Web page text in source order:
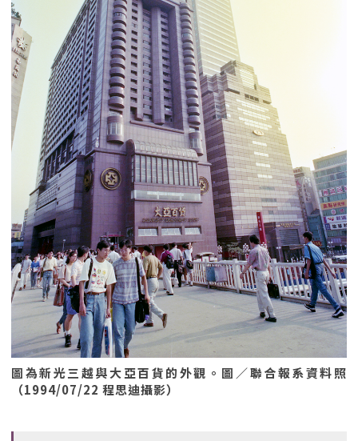
圖為新光三越與大亞百貨的外觀。圖／聯合報系資料照
（1994/07/22 程思迪攝影）